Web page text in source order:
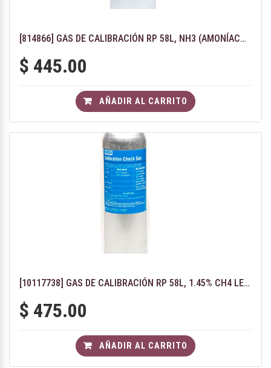
[814866] GAS DE CALIBRACIÓN RP 58L, NH3 (AMONÍACO) 25PPM
$ 445.00
AÑADIR AL CARRITO
[10117738] GAS DE CALIBRACIÓN RP 58L, 1.45% CH4 LEL, 15% O2, 10 SO2, 60 CO, 20 H2S
$ 475.00
AÑADIR AL CARRITO